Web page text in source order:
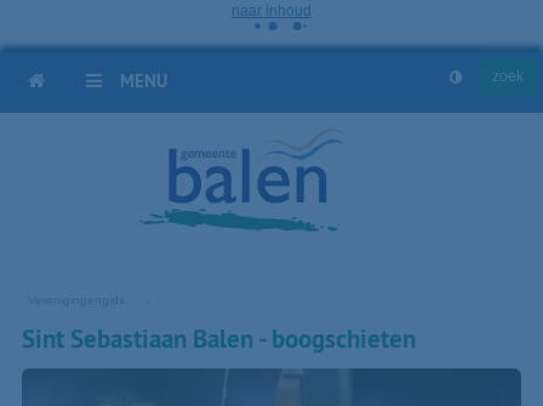
naar inhoud
HOME MENU
Sint Sebastiaan Balen - boogschieten